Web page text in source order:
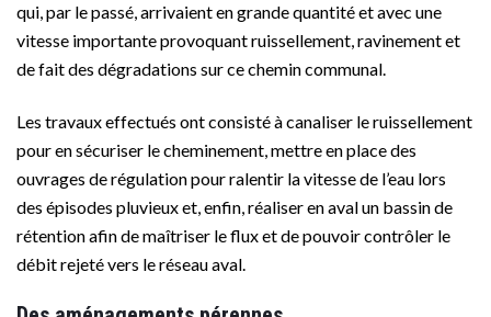
qui, par le passé, arrivaient en grande quantité et avec une
vitesse importante provoquant ruissellement, ravinement et
de fait des dégradations sur ce chemin communal.
Les travaux effectués ont consisté à canaliser le ruissellement
pour en sécuriser le cheminement, mettre en place des
ouvrages de régulation pour ralentir la vitesse de l’eau lors
des épisodes pluvieux et, enfin, réaliser en aval un bassin de
rétention afin de maîtriser le flux et de pouvoir contrôler le
débit rejeté vers le réseau aval.